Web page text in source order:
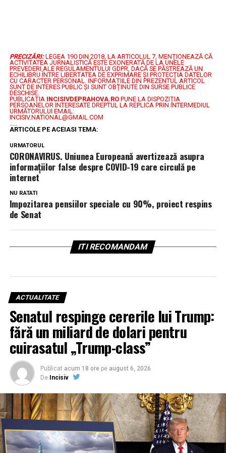
PRECIZĂRI: LEGEA 190 DIN 2018, LA ARTICOLUL 7, MENŢIONEAZĂ CĂ
ACTIVITATEA JURNALISTICĂ ESTE EXONERATĂ DE LA UNELE
PREVEDERI ALE REGULAMENTULUI GDPR, DACĂ SE PĂSTREAZĂ UN
ECHILIBRU ÎNTRE LIBERTATEA DE EXPRIMARE ŞI PROTECŢIA DATELOR
CU CARACTER PERSONAL.
INFORMAȚIILE DIN PREZENTUL ARTICOL
SUNT DE INTERES PUBLIC ȘI SUNT OBȚINUTE DIN SURSE PUBLICE
DESCHISE.
PUBLICAȚIA INCISIVDEPRAHOVA.ROPUNE LA DISPOZIȚIA
PERSOANELOR INTERESATE DREPTUL LA REPLICA PRIN INTERMEDIUL
URMĂTORULUI EMAIL:
INCISIV.NATIONAL@GMAIL.COM
ARTICOLE PE ACEIASI TEMA:
URMATORUL
CORONAVIRUS. Uniunea Europeană avertizează asupra
informațiilor false despre COVID-19 care circulă pe
internet
NU RATATI
Impozitarea pensiilor speciale cu 90%, proiect respins
de Senat
ITI RECOMANDAM
ACTUALITATE
Senatul respinge cererile lui Trump:
fără un miliard de dolari pentru
cuirasatul „Trump-class”
Publicat acum 18 ore pe august 6, 2026
De Incisiv